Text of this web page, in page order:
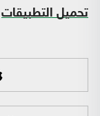
تحميل التطبيقات